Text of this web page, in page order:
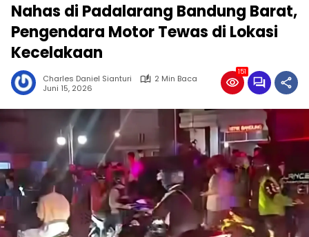
Nahas di Padalarang Bandung Barat,
Pengendara Motor Tewas di Lokasi
Kecelakaan
Charles Daniel Sianturi
2 Min Baca
Juni 15, 2026
151